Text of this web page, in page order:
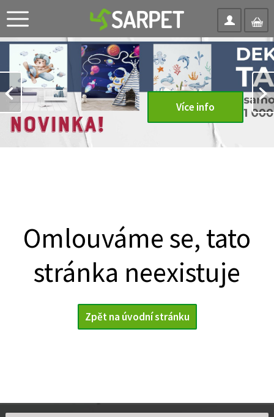
Více info
Omlouváme se, tato
stránka neexistuje
Zpět na úvodní stránku